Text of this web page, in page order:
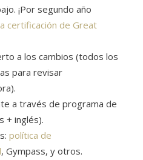
¡Por segundo año
certificación de Great
a los cambios (todos los
para revisar
a través de programa de
+ inglés).
política de
, Gympass, y otros.